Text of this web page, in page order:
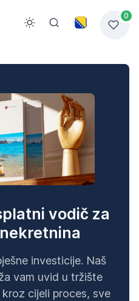
0
vodič za
investicije. Naš
vam uvid u tržište
cijeli proces, sve